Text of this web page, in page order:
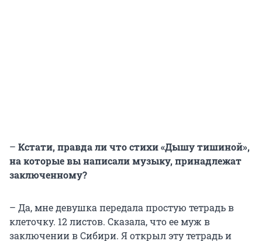
– Кстати, правда ли что стихи «Дышу тишиной»,
на которые вы написали музыку, принадлежат
заключенному?
– Да, мне девушка передала простую тетрадь в
клеточку. 12 листов. Сказала, что ее муж в
заключении в Сибири. Я открыл эту тетрадь и